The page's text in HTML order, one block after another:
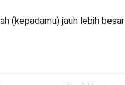
(kepadamu) jauh lebih besar